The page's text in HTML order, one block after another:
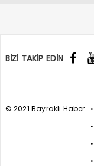
BİZİ TAKİP EDİN
© 2021 Bayraklı Haber.